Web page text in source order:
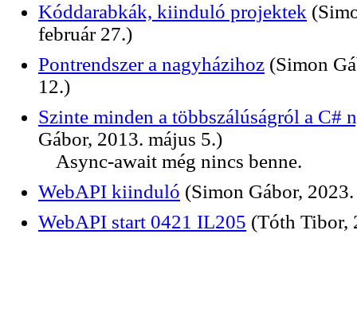
Kóddarabkák, kiinduló projektek
február 27.)
Pontrendszer a nagyházihoz (Simon
12.)
Szinte minden a többszálúságról a C#
Gábor, 2013. május 5.)
Async-await még nincs benne.
WebAPI kiinduló (Simon Gábor,
WebAPI start 0421 IL205 (Tóth Tibor,